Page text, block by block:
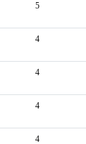
5
4
4
4
4